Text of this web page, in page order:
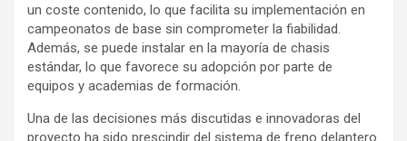
un coste contenido, lo que facilita su implementación en
campeonatos de base sin comprometer la fiabilidad.
Además, se puede instalar en la mayoría de chasis
estándar, lo que favorece su adopción por parte de
equipos y academias de formación.
Una de las decisiones más discutidas e innovadoras del
proyecto ha sido prescindir del sistema de freno delantero.